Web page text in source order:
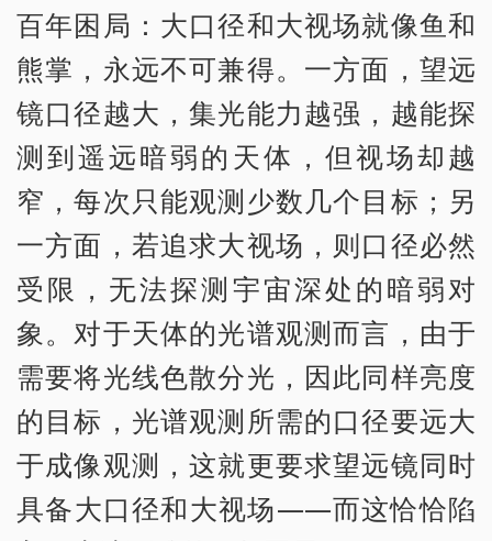
百年困局：大口径和大视场就像鱼和
熊掌，永远不可兼得。一方面，望远
镜口径越大，集光能力越强，越能探
测到遥远暗弱的天体，但视场却越
窄，每次只能观测少数几个目标；另
一方面，若追求大视场，则口径必然
受限，无法探测宇宙深处的暗弱对
象。对于天体的光谱观测而言，由于
需要将光线色散分光，因此同样亮度
的目标，光谱观测所需的口径要远大
于成像观测，这就更要求望远镜同时
具备大口径和大视场——而这恰恰陷